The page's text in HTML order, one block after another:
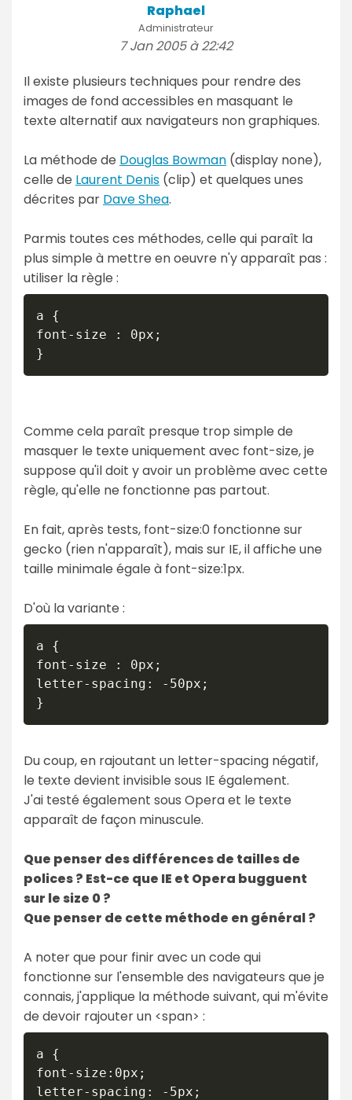
Raphael
Administrateur
7 Jan 2005 à 22:42
Il existe plusieurs techniques pour rendre des
images de fond accessibles en masquant le
texte alternatif aux navigateurs non graphiques.
La méthode de Douglas Bowman (display none),
celle de Laurent Denis (clip) et quelques unes
décrites par Dave Shea.
Parmis toutes ces méthodes, celle qui paraît la
plus simple à mettre en oeuvre n'y apparaît pas :
utiliser la règle :
a {
font-size : 0px;
}
Comme cela paraît presque trop simple de
masquer le texte uniquement avec font-size, je
suppose qu'il doit y avoir un problème avec cette
règle, qu'elle ne fonctionne pas partout.
En fait, après tests, font-size:0 fonctionne sur
gecko (rien n'apparaît), mais sur IE, il affiche une
taille minimale égale à font-size:1px.
D'où la variante :
a {
font-size : 0px;
letter-spacing: -50px;
}
Du coup, en rajoutant un letter-spacing négatif,
le texte devient invisible sous IE également.
J'ai testé également sous Opera et le texte
apparaît de façon minuscule.
Que penser des différences de tailles de
polices ? Est-ce que IE et Opera bugguent
sur le size 0 ?
Que penser de cette méthode en général ?
A noter que pour finir avec un code qui
fonctionne sur l'ensemble des navigateurs que je
connais, j'applique la méthode suivant, qui m'évite
de devoir rajouter un <span> :
a {
font-size:0px;
letter-spacing: -5px;